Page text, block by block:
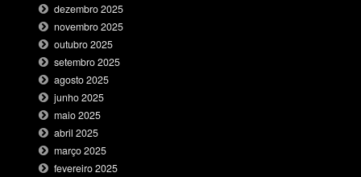
dezembro 2025
novembro 2025
outubro 2025
setembro 2025
agosto 2025
junho 2025
maio 2025
abril 2025
março 2025
fevereiro 2025